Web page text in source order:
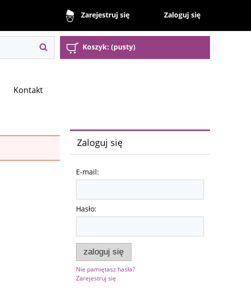
Zarejestruj się Zaloguj się
Koszyk: (pusty)
Kontakt
Zaloguj się
E-mail:
Hasło:
zaloguj się
Nie pamiętasz hasła?
Zarejestruj się